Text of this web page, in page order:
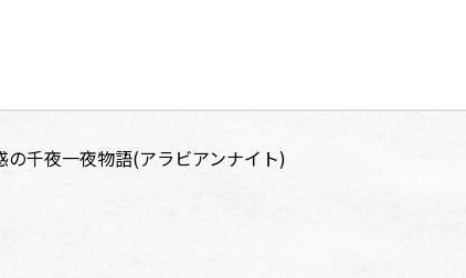
千夜一夜物語(アラビアンナイト)